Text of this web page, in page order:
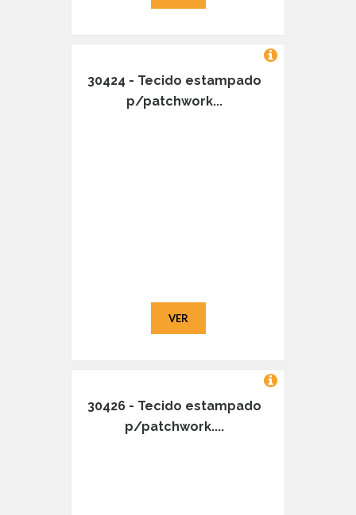
30424 - Tecido estampado
p/patchwork...
VER
30426 - Tecido estampado
p/patchwork....